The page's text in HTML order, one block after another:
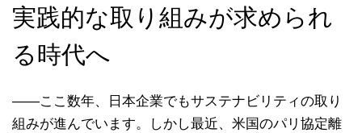
実践的な取り組みが求められ
る時代へ
――ここ数年、日本企業でもサステナビリティの取り
組みが進んでいます。しかし最近、米国のパリ協定離